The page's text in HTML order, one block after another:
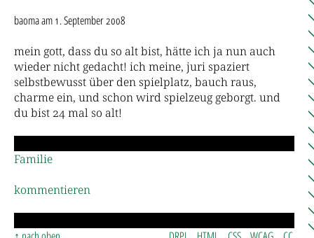
baomaam 1. September 2008
mein gott, dass du so alt bist, hätte ich ja nun auch
wieder nicht gedacht! ich meine, juri spaziert
selbstbewusst über den spielplatz, bauch raus,
charme ein, und schon wird spielzeug geborgt. und
du bist 24 mal so alt!
Familie
kommentieren